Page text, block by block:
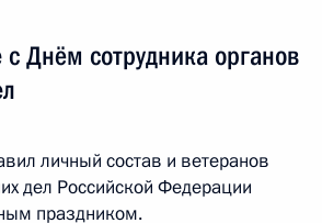
Днём сотрудника органов
личный состав и ветеранов
дел Российской Федерации
праздником.